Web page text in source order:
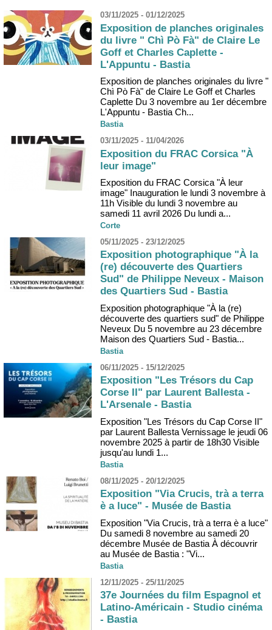
03/11/2025 - 01/12/2025
Exposition de planches originales
du livre " Chì Pò Fà" de Claire Le
Goff et Charles Caplette -
L'Appuntu - Bastia
Exposition de planches originales du livre "
Chì Pò Fà" de Claire Le Goff et Charles
Caplette Du 3 novembre au 1er décembre
L'Appuntu - Bastia Ch...
Bastia
03/11/2025 - 11/04/2026
Exposition du FRAC Corsica "À
leur image"
Exposition du FRAC Corsica "À leur
image" Inauguration le lundi 3 novembre à
11h Visible du lundi 3 novembre au
samedi 11 avril 2026 Du lundi a...
Corte
05/11/2025 - 23/12/2025
Exposition photographique "À la
(re) découverte des Quartiers
Sud" de Philippe Neveux - Maison
des Quartiers Sud - Bastia
Exposition photographique "À la (re)
découverte des quartiers sud" de Philippe
Neveux Du 5 novembre au 23 décembre
Maison des Quartiers Sud - Bastia...
Bastia
06/11/2025 - 15/12/2025
Exposition "Les Trésors du Cap
Corse II" par Laurent Ballesta -
L'Arsenale - Bastia
Exposition "Les Trésors du Cap Corse II"
par Laurent Ballesta Vernissage le jeudi 06
novembre 2025 à partir de 18h30 Visible
jusqu'au lundi 1...
Bastia
08/11/2025 - 20/12/2025
Exposition "Via Crucis, trà a terra
è a luce" - Musée de Bastia
Exposition "Via Crucis, trà a terra è a luce"
Du samedi 8 novembre au samedi 20
décembre Musée de Bastia À découvrir
au Musée de Bastia : "Vi...
Bastia
12/11/2025 - 25/11/2025
37e Journées du film Espagnol et
Latino-Américain - Studio cinéma
- Bastia